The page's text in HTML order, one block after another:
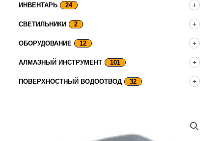
ИНВЕНТАРЬ 24
СВЕТИЛЬНИКИ 2
ОБОРУДОВАНИЕ 12
АЛМАЗНЫЙ ИНСТРУМЕНТ 101
ПОВЕРХНОСТНЫЙ ВОДООТВОД 32